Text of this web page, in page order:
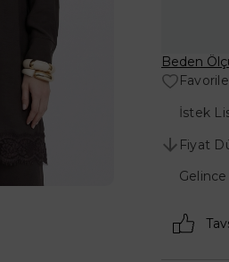
Beden
İstek
Fiyat